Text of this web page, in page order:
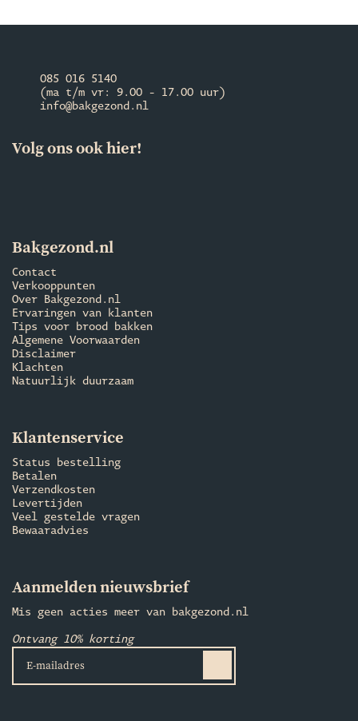
085 016 5140
(ma t/m vr: 9.00 - 17.00 uur)
info@bakgezond.nl
Volg ons ook hier!
Bakgezond.nl
Contact
Verkooppunten
Over Bakgezond.nl
Ervaringen van klanten
Tips voor brood bakken
Algemene Voorwaarden
Disclaimer
Klachten
Natuurlijk duurzaam
Klantenservice
Status bestelling
Betalen
Verzendkosten
Levertijden
Veel gestelde vragen
Bewaaradvies
Aanmelden nieuwsbrief
Mis geen acties meer van bakgezond.nl
Ontvang 10% korting